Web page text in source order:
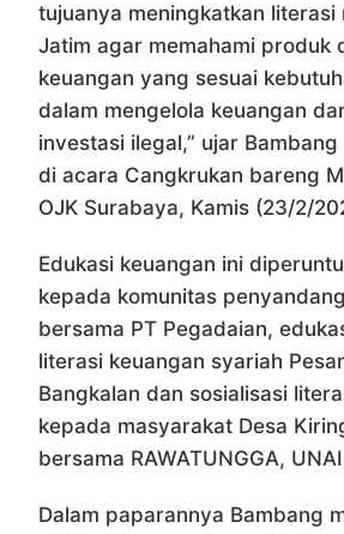
tujuanya meningkatkan literasi
Jatim agar memahami produk
keuangan yang sesuai
dalam mengelola keuangan
investasi ilegal,” ujar
di acara Cangkrukan bareng
OJK Surabaya, Kamis (23/2/
Edukasi keuangan ini
kepada komunitas
bersama PT Pegadaian,
literasi keuangan syariah
Bangkalan dan sosialisasi
kepada masyarakat Desa
bersama RAWATUNGGA,
Dalam paparannya Bambang